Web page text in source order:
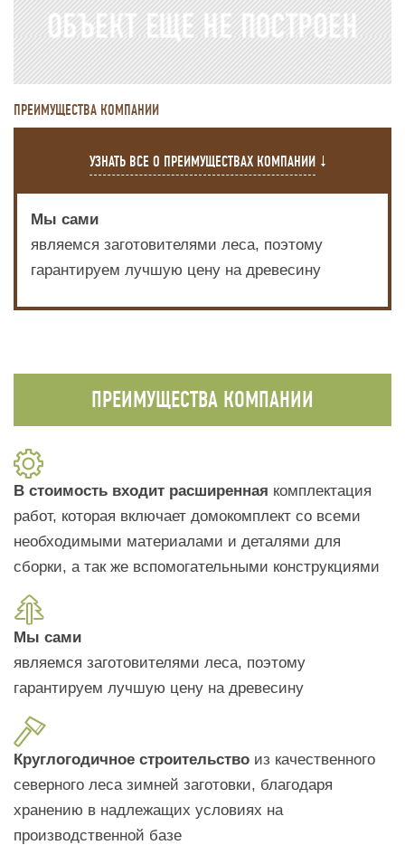
ПРЕИМУЩЕСТВА КОМПАНИИ
УЗНАТЬ ВСЕ О ПРЕИМУЩЕСТВАХ КОМПАНИИ
Мы сами
являемся заготовителями леса, поэтому
гарантируем лучшую цену на древесину
ПРЕИМУЩЕСТВА КОМПАНИИ
В стоимость входит расширенная комплектация
работ, которая включает домокомплект со всеми
необходимыми материалами и деталями для
сборки, а так же вспомогательными конструкциями
Мы сами
являемся заготовителями леса, поэтому
гарантируем лучшую цену на древесину
Круглогодичное строительство из качественного
северного леса зимней заготовки, благодаря
хранению в надлежащих условиях на
производственной базе